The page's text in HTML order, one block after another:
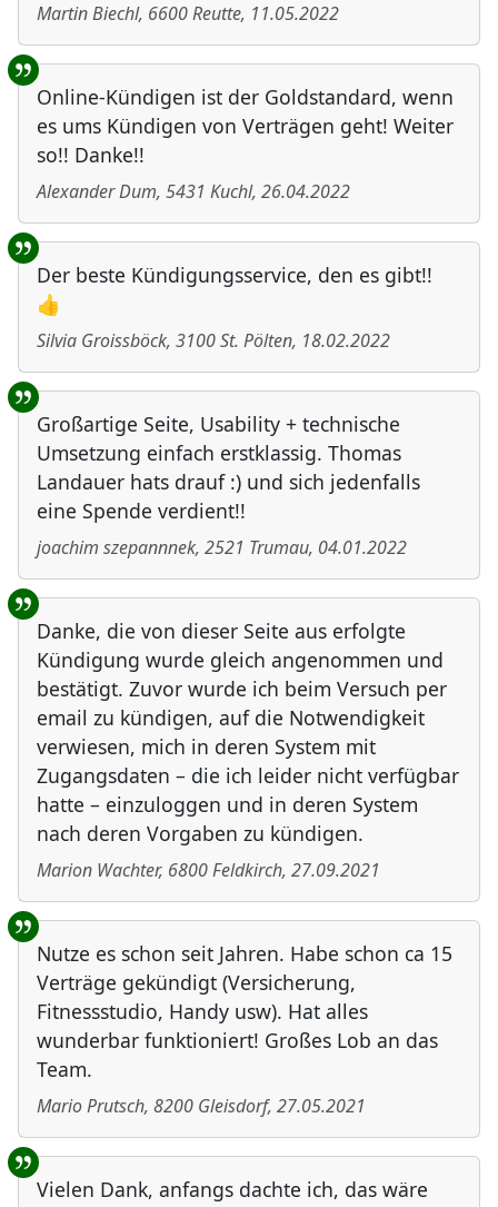
Martin Biechl, 6600Reutte, 11.05.2022
Online-Kündigen ist der Goldstandard, wenn
es ums Kündigen von Verträgen geht! Weiter
so!! Danke!!
Alexander Dum, 5431 Kuchl, 26.04.2022
Der beste Kündigungsservice, den es gibt!!
👍
Silvia Groissböck, 3100St. Pölten, 18.02.2022
Großartige Seite, Usability + technische
Umsetzung einfach erstklassig. Thomas
Landauer hats drauf :) und sich jedenfalls
eine Spende verdient!!
joachim szepannnek, 2521 Trumau, 04.01.2022
Danke, die von dieser Seite aus erfolgte
Kündigung wurde gleich angenommen und
bestätigt. Zuvor wurde ich beim Versuch per
email zu kündigen, auf die Notwendigkeit
verwiesen, mich in deren System mit
Zugangsdaten – die ich leider nicht verfügbar
hatte – einzuloggen und in deren System
nach deren Vorgaben zu kündigen.
Marion Wachter, 6800Feldkirch, 27.09.2021
Nutze es schon seit Jahren. Habe schon ca 15
Verträge gekündigt (Versicherung,
Fitnessstudio, Handy usw). Hat alles
wunderbar funktioniert! Großes Lob an das
Team.
Mario Prutsch, 8200 Gleisdorf, 27.05.2021
Vielen Dank, anfangs dachte ich, das wäre